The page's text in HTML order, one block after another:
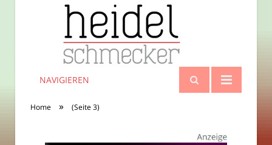
NAVIGIEREN
Home » (Seite 3)